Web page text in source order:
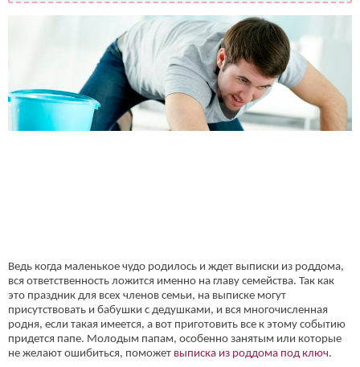
Ведь когда маленькое чудо родилось и ждет выписки из роддома,
вся ответственность ложится именно на главу семейства. Так как
это праздник для всех членов семьи, на выписке могут
присутствовать и бабушки с дедушками, и вся многочисленная
родня, если такая имеется, а вот приготовить все к этому событию
придется папе. Молодым папам, особенно занятым или которые
не желают ошибиться, поможет выписка из роддома под ключ.